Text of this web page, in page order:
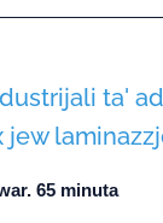
ta'
jew
65 minuta